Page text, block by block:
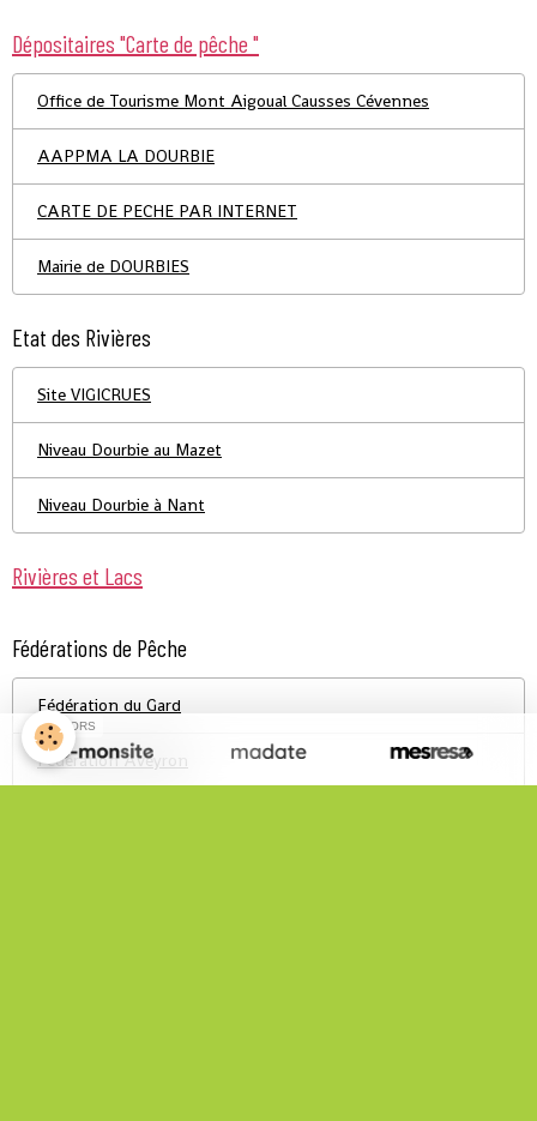
Dépositaires "Carte de pêche "
Office de Tourisme Mont Aigoual Causses Cévennes
AAPPMA LA DOURBIE
CARTE DE PECHE PAR INTERNET
Mairie de DOURBIES
Etat des Rivières
Site VIGICRUES
Niveau Dourbie au Mazet
Niveau Dourbie à Nant
Rivières et Lacs
Fédérations de Pêche
Fédération du Gard
Fédération Aveyron
SPONSORS